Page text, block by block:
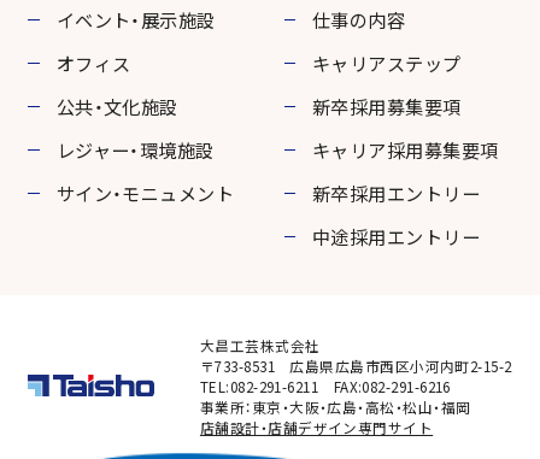
イベント・展示施設
オフィス
公共・文化施設
レジャー・環境施設
サイン・モニュメント
仕事の内容
キャリアステップ
新卒採用募集要項
キャリア採用募集要項
新卒採用エントリー
中途採用エントリー
大昌工芸株式会社
〒733-8531 広島県広島市西区小河内町2-15-2
TEL:082-291-6211 FAX:082-291-6216
事業所：東京・大阪・広島・高松・松山・福岡
店舗設計・店舗デザイン専門サイト